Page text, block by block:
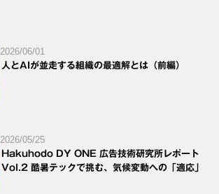
2026/06/01
人とAIが並走する組織の最適解とは（前編）
2026/05/25
Hakuhodo DY ONE 広告技術研究所レポート
Vol.2 酷暑テックで挑む、気候変動への「適応」